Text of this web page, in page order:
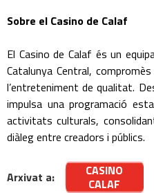
Sobre el Casino de Calaf
El Casino de Calaf és un
Catalunya Central,
l’entreteniment de qualitat.
impulsa una programació
activitats culturals,
diàleg entre creadors i públics.
Arxivat a:
CASINO
CALAF